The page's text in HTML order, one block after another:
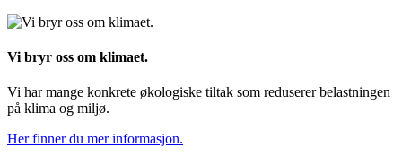
Vi bryr oss om klimaet.
Vi har mange konkrete økologiske tiltak som reduserer belastningen
på klima og miljø.
Her finner du mer informasjon.